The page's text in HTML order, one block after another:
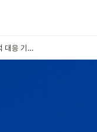
2023 비즈니스 도약을 위한 선제적 대응 기술 세미나🚀